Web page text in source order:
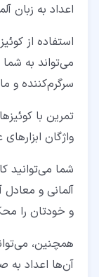
اعداد به زبان
استفاده از
می‌تواند به
سرگرم‌کننده و
تمرین با
واژگان
شما می‌توانید
آلمانی و معادل
و خودتان را
همچنین،
آن‌ها اعداد